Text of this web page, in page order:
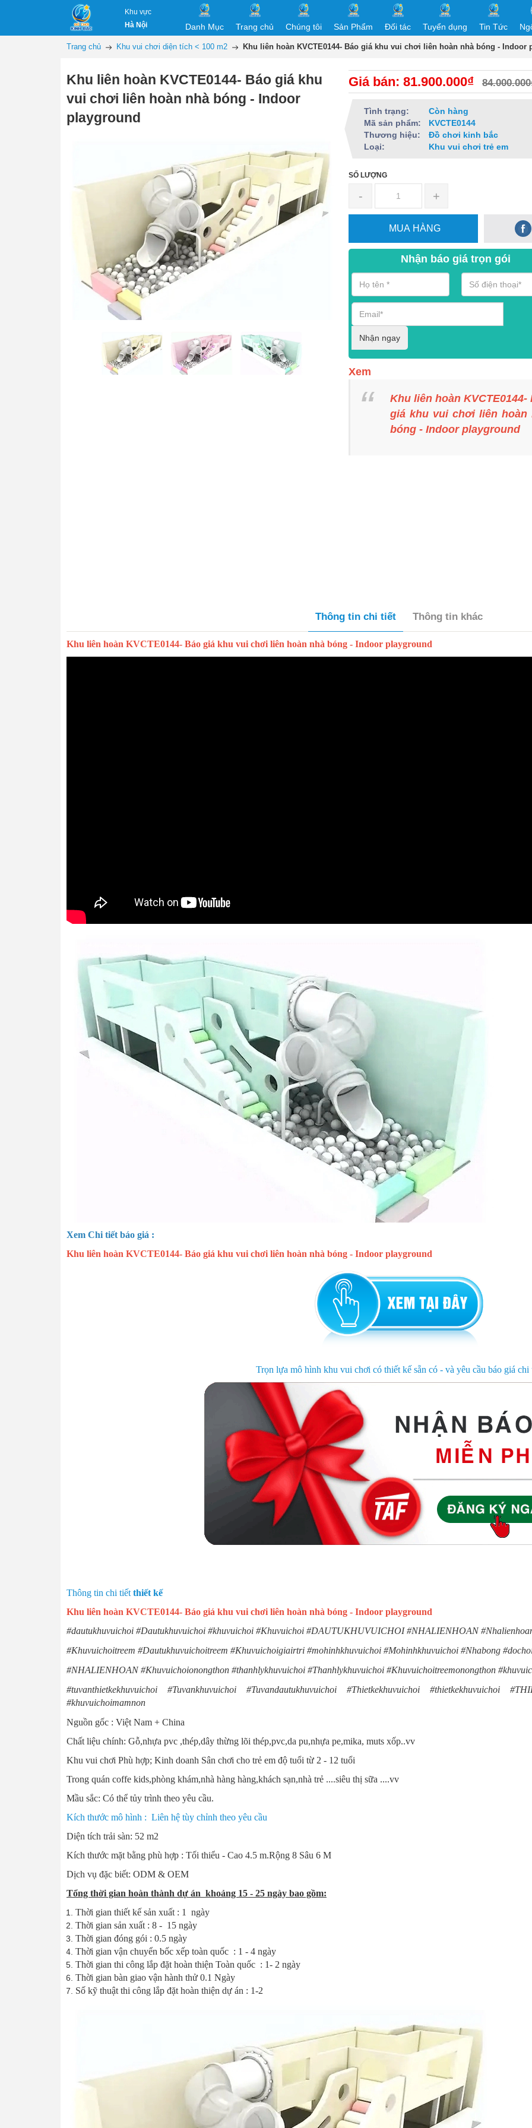
Khu vực
Hà Nội
Danh Mục Trang chủ Chúng tôi Sản Phẩm Đối tác Tuyển dụng Tin Tức
Trang chủ Khu vui chơi diện tích < 100 m2 Khu liên hoàn KVCTE0144- Báo giá khu vui chơi liên hoàn nhà bóng - Indoor
Khu liên hoàn KVCTE0144- Báo giá khu
vui chơi liên hoàn nhà bóng - Indoor
playground
Giá bán: 81.900.000₫
Tình trạng:
Còn hàng
Mã sản phẩm:
KVCTE0144
Thương hiệu:
Đồ chơi kinh bắc
Loại:
Khu vui chơi trẻ em
SỐ LƯỢNG
- +
MUA HÀNG
Nhận báo giá trọn gói
Nhận ngay
Xem
Khu liên hoàn KVCTE0144-
giá khu vui chơi liên hoàn
bóng - Indoor playground
Thông tin chi tiết Thông tin khác
Khu liên hoàn KVCTE0144- Báo giá khu vui chơi liên hoàn nhà bóng - Indoor playground
Xem Chi tiết báo giá :
Khu liên hoàn KVCTE0144- Báo giá khu vui chơi liên hoàn nhà bóng - Indoor playground
Trọn lựa mô hình khu vui chơi có thiết kế sẵn có - và yêu cầu báo giá chi
Thông tin chi tiết thiết kế
Khu liên hoàn KVCTE0144- Báo giá khu vui chơi liên hoàn nhà bóng - Indoor playground
#dautukhuvuichoi #Dautukhuvuichoi #khuvuichoi #Khuvuichoi #DAUTUKHUVUICHOI #NHALIENHOAN
#Khuvuichoitreem #Dautukhuvuichoitreem #Khuvuichoigiairtri #mohinhkhuvuichoi #Mohinhkhuvuichoi #Nhabong
#NHALIENHOAN #Khuvuichoionongthon #thanhlykhuvuichoi #Thanhlykhuvuichoi #Khuvuichoitreemonongthon
#tuvanthietkekhuvuichoi #Tuvankhuvuichoi #Tuvandautukhuvuichoi #Thietkekhuvuichoi #thietkekhuvuichoi
#khuvuichoimamnon
Nguồn gốc : Việt Nam + China
Chất liệu chính: Gỗ,nhựa pvc ,thép,dây thừng lõi thép,pvc,da pu,nhựa pe,mika, muts xốp..vv
Khu vui chơi Phù hợp; Kinh doanh Sân chơi cho trẻ em độ tuổi từ 2 - 12 tuổi
Trong quán coffe kids,phòng khám,nhà hàng hàng,khách sạn,nhà trẻ ....siêu thị sữa ....vv
Mầu sắc: Có thể tủy trình theo yêu cầu.
Kích thước mô hình : Liên hệ tùy chỉnh theo yêu cầu
Diện tích trải sàn: 52 m2
Kích thước mặt bằng phù hợp : Tối thiểu - Cao 4.5 m.Rộng 8 Sâu 6 M
Dịch vụ đặc biết: ODM & OEM
Tổng thời gian hoàn thành dự án khoảng 15 - 25 ngày bao gồm:
Thời gian thiết kế sản xuất : 1 ngày
Thời gian sản xuất : 8 - 15 ngày
Thời gian đóng gói : 0.5 ngày
Thời gian vận chuyển bốc xếp toàn quốc : 1 - 4 ngày
Thời gian thi công lắp đặt hoàn thiện Toàn quốc : 1- 2 ngày
Thời gian bàn giao vận hành thử 0.1 Ngày
Số kỹ thuật thi công lắp đặt hoàn thiện dự án : 1-2